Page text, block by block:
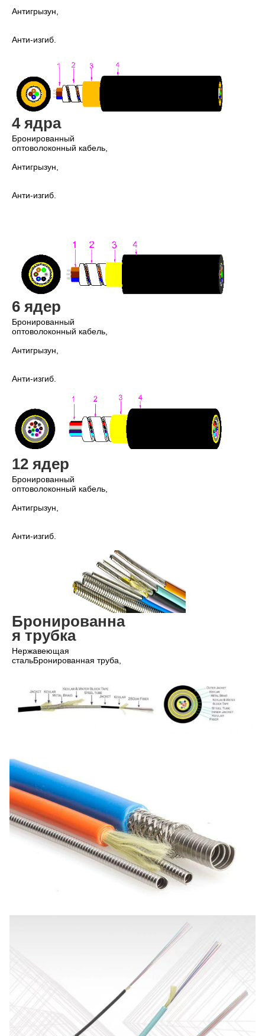
Антигрызун,
Анти-изгиб.
4 ядра
Бронированный
оптоволоконный кабель,
Антигрызун,
Анти-изгиб.
6 ядер
Бронированный
оптоволоконный кабель,
Антигрызун,
Анти-изгиб.
12 ядер
Бронированный
оптоволоконный кабель,
Антигрызун,
Анти-изгиб.
Бронированна
я трубка
Нержавеющая
стальБронированная труба,